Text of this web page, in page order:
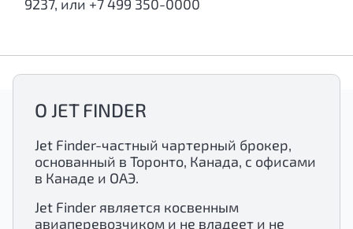
9237, или +7 499 350-0000
О JET FINDER
Jet Finder-частный чартерный брокер,
основанный в Торонто, Канада, с офисами
в Канаде и ОАЭ.
Jet Finder является косвенным
авиаперевозчиком и не владеет и не